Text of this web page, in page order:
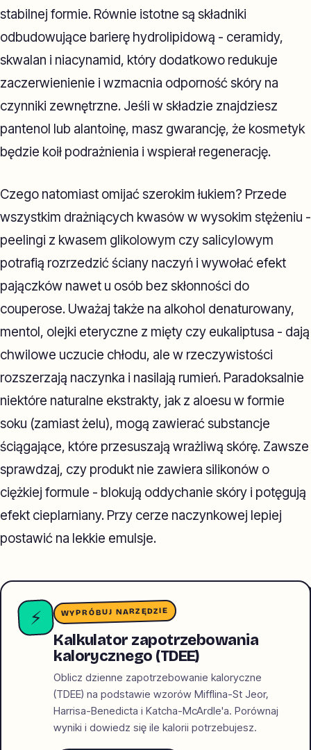
stabilnej formie. Równie istotne są składniki
odbudowujące barierę hydrolipidową - ceramidy,
skwalan i niacynamid, który dodatkowo redukuje
zaczerwienienie i wzmacnia odporność skóry na
czynniki zewnętrzne. Jeśli w składzie znajdziesz
pantenol lub alantoinę, masz gwarancję, że kosmetyk
będzie koił podrażnienia i wspierał regenerację.
Czego natomiast omijać szerokim łukiem? Przede
wszystkim drażniących kwasów w wysokim stężeniu -
peelingi z kwasem glikolowym czy salicylowym
potrafią rozrzedzić ściany naczyń i wywołać efekt
pajączków nawet u osób bez skłonności do
couperose. Uważaj także na alkohol denaturowany,
mentol, olejki eteryczne z mięty czy eukaliptusa - dają
chwilowe uczucie chłodu, ale w rzeczywistości
rozszerzają naczynka i nasilają rumień. Paradoksalnie
niektóre naturalne ekstrakty, jak z aloesu w formie
soku (zamiast żelu), mogą zawierać substancje
ściągające, które przesuszają wrażliwą skórę. Zawsze
sprawdzaj, czy produkt nie zawiera silikonów o
ciężkiej formule - blokują oddychanie skóry i potęgują
efekt cieplarniany. Przy cerze naczynkowej lepiej
postawić na lekkie emulsje.
⚡ WYPRÓBUJ NARZĘDZIE
Kalkulator zapotrzebowania
kalorycznego (TDEE)
Oblicz dzienne zapotrzebowanie kaloryczne
(TDEE) na podstawie wzorów Mifflina-St Jeor,
Harrisa-Benedicta i Katcha-McArdle'a. Porównaj
wyniki i dowiedz się ile kalorii potrzebujesz.